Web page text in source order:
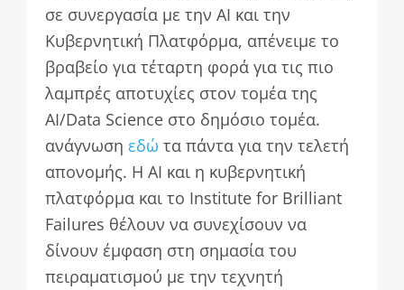
σε συνεργασία με την AI και την
Κυβερνητική Πλατφόρμα, απένειμε το
βραβείο για τέταρτη φορά για τις πιο
λαμπρές αποτυχίες στον τομέα της
AI/Data Science στο δημόσιο τομέα.
ανάγνωση εδώ τα πάντα για την τελετή
απονομής. Η AI και η κυβερνητική
πλατφόρμα και το Institute for Brilliant
Failures θέλουν να συνεχίσουν να
δίνουν έμφαση στη σημασία του
πειραματισμού με την τεχνητή